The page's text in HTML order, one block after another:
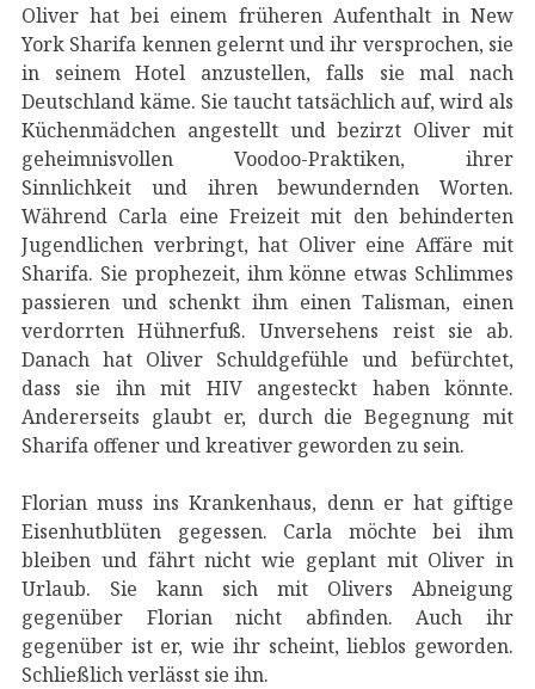
Oliver hat bei einem früheren Aufenthalt in New
York Sharifa kennen gelernt und ihr versprochen, sie
in seinem Hotel anzustellen, falls sie mal nach
Deutschland käme. Sie taucht tatsächlich auf, wird als
Küchenmädchen angestellt und bezirzt Oliver mit
geheimnisvollen Voodoo-Praktiken, ihrer
Sinnlichkeit und ihren bewundernden Worten.
Während Carla eine Freizeit mit den behinderten
Jugendlichen verbringt, hat Oliver eine Affäre mit
Sharifa. Sie prophezeit, ihm könne etwas Schlimmes
passieren und schenkt ihm einen Talisman, einen
verdorrten Hühnerfuß. Unversehens reist sie ab.
Danach hat Oliver Schuldgefühle und befürchtet,
dass sie ihn mit HIV angesteckt haben könnte.
Andererseits glaubt er, durch die Begegnung mit
Sharifa offener und kreativer geworden zu sein.
Florian muss ins Krankenhaus, denn er hat giftige
Eisenhutblüten gegessen. Carla möchte bei ihm
bleiben und fährt nicht wie geplant mit Oliver in
Urlaub. Sie kann sich mit Olivers Abneigung
gegenüber Florian nicht abfinden. Auch ihr
gegenüber ist er, wie ihr scheint, lieblos geworden.
Schließlich verlässt sie ihn.